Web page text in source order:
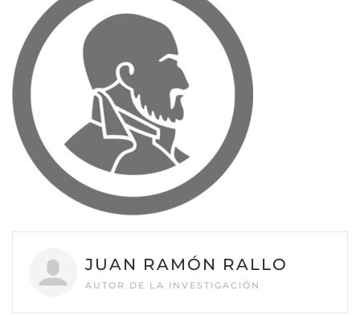
JUAN RAMÓN RALLO
AUTOR DE LA INVESTIGACIÓN